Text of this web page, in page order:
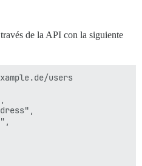
de la API con la siguiente
users